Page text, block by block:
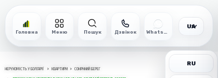
Головна Меню Пошук Дзвінок WhatsApp
UA
RU
НЕРУХОМІСТЬ У БОЛГАРІЇ КВАРТИРИ СОНЯЧНИЙ БЕРЕГ